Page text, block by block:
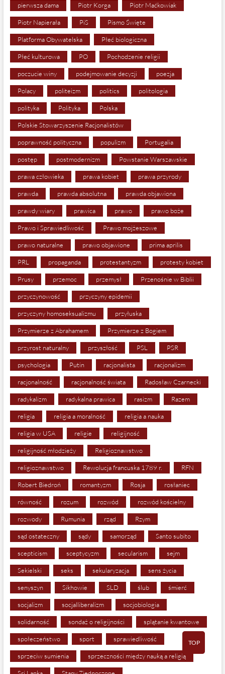
pierwsza dama Piotr Korga Piotr Maćkowiak
Piotr Napierała PiS Pismo Święte
Platforma Obywatelska Płeć biologiczna
Płeć kulturowa PO Pochodzenie religii
poczucie winy podejmowanie decyzji poezja
Polacy politeizm politics politologia
polityka Polityka Polska
Polskie Stowarzyszenie Racjonalistów
poprawność polityczna populizm Portugalia
postęp postmodernizm Powstanie Warszawskie
prawa człowieka prawa kobiet prawa przyrody
prawda prawda absolutna prawda objawiona
prawdy wiary prawica prawo prawo boże
Prawo i Sprawiedliwość Prawo mojżeszowe
prawo naturalne prawo objawione prima aprilis
PRL propaganda protestantyzm protesty kobiet
Prusy przemoc przemysł Przenośnie w Biblii
przyczynowość przyczyny epidemii
przyczyny homoseksualizmu przyłuska
Przymierze z Abrahamem Przymierze z Bogiem
przyrost naturalny przyszłość PSL PSR
psychologia Putin racjonalista racjonalizm
racjonalność racjonalność świata Radosław Czarnecki
radykalizm radykalna prawica rasizm Razem
religia religia a moralność religia a nauka
religia w USA religie religijność
religijność młodzieży Religioznawstwo
religioznawstwo Rewolucja francuska 1789 r. RFN
Robert Biedroń romantyzm Rosja rosłaniec
równość rozum rozwód rozwód kościelny
rozwody Rumunia rząd Rzym
sąd ostateczny sądy samorząd Santo subito
scepticism sceptycyzm secularism sejm
Sekielski seks sekularyzacja sens życia
senyszyn Sikhowie SLD ślub śmierć
socjalizm socjalliberalizm socjobiologia
solidarność sondaż o religijności splątanie kwantowe
społeczeństwo sport sprawiedliwość
sprzeciw sumienia sprzeczności między nauką a religią
TOP